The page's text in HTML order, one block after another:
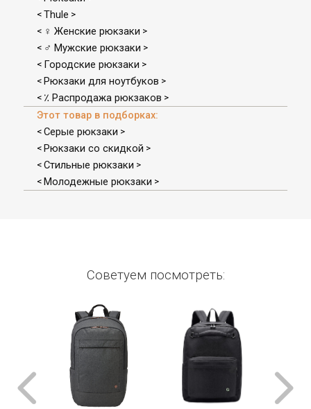
< Thule >
< ♀ Женские рюкзаки >
< ♂ Мужские рюкзаки >
< Городские рюкзаки >
< Рюкзаки для ноутбуков >
< ٪ Распродажа рюкзаков >
Этот товар в подборках:
< Серые рюкзаки >
< Рюкзаки со скидкой >
< Стильные рюкзаки >
< Молодежные рюкзаки >
Советуем посмотреть: